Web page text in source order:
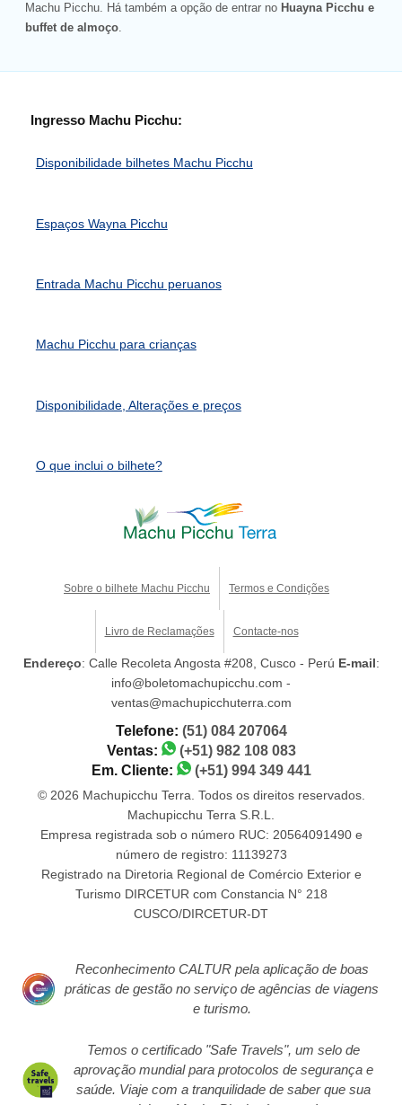
Machu Picchu. Há também a opção de entrar no Huayna Picchu e
buffet de almoço.
Ingresso Machu Picchu:
Disponibilidade bilhetes Machu Picchu
Espaços Wayna Picchu
Entrada Machu Picchu peruanos
Machu Picchu para crianças
Disponibilidade, Alterações e preços
O que inclui o bilhete?
Sobre o bilhete Machu Picchu Termos e Condições
Livro de Reclamações Contacte-nos
Endereço: Calle Recoleta Angosta #208, Cusco - Perú E-mail:
info@boletomachupicchu.com -
ventas@machupicchuterra.com
Telefone: (51) 084 207064
Ventas:
(+51) 982 108 083
Em. Cliente:
(+51) 994 349 441
© 2026 Machupicchu Terra. Todos os direitos reservados.
Machupicchu Terra S.R.L.
Empresa registrada sob o número RUC: 20564091490 e
número de registro: 11139273
Registrado na Diretoria Regional de Comércio Exterior e
Turismo DIRCETUR com Constancia N° 218
CUSCO/DIRCETUR-DT
Reconhecimento CALTUR pela aplicação de boas
práticas de gestão no serviço de agências de viagens
e turismo.
Temos o certificado "Safe Travels", um selo de
aprovação mundial para protocolos de segurança e
saúde. Viaje com a tranquilidade de saber que sua